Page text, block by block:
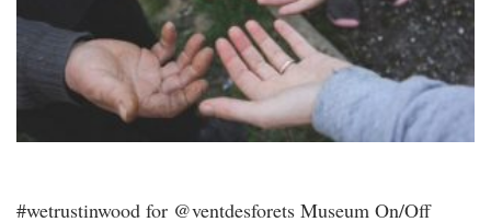
#wetrustinwood for @ventdesforets Museum On/Off